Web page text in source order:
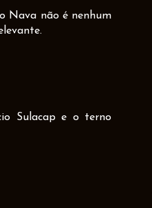
Nava não é nenhum
Sulacap e o terno